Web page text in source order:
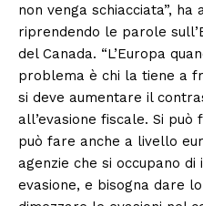
non venga schiacciata”,
riprendendo le parole
del Canada. “L’Europa
problema è chi la tiene a
si deve aumentare il
all’evasione fiscale. Si
può fare anche a livello
agenzie che si occupano
evasione, e bisogna dare